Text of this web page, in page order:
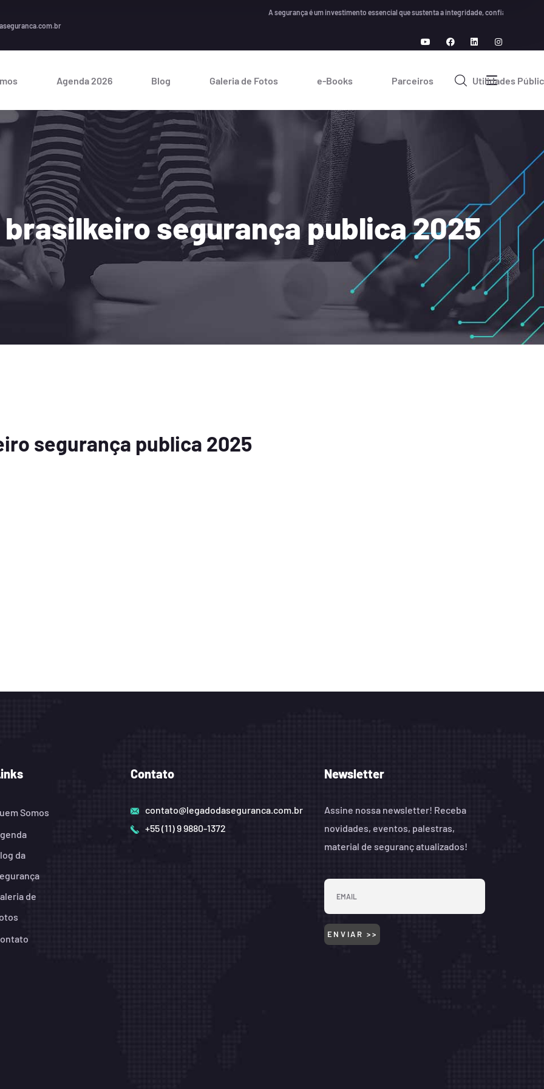
A segurança é um investimento essencial que sustenta a integridade, confiança e
Agenda 2026 Blog Galeria de Fotos e-Books Parceiros Utilidades
segurança publica 2025
segurança publica 2025
Somos
da
de
Contato
contato@legadodaseguranca.com.br
+55 (11) 9 9880-1372
Newsletter
Assine nossa newsletter! Receba
novidades, eventos, palestras,
material de seguranç atualizados!